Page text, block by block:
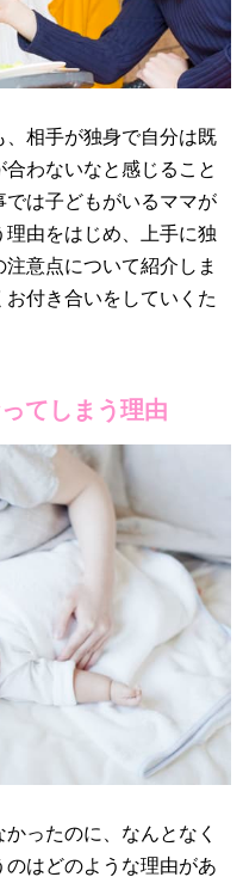
相手が独身で自分は既
わないなと感じること
は子どもがいるママが
由をはじめ、上手に独
意点について紹介しま
付き合いをしていくた
てしまう理由
ったのに、なんとなく
はどのような理由があ